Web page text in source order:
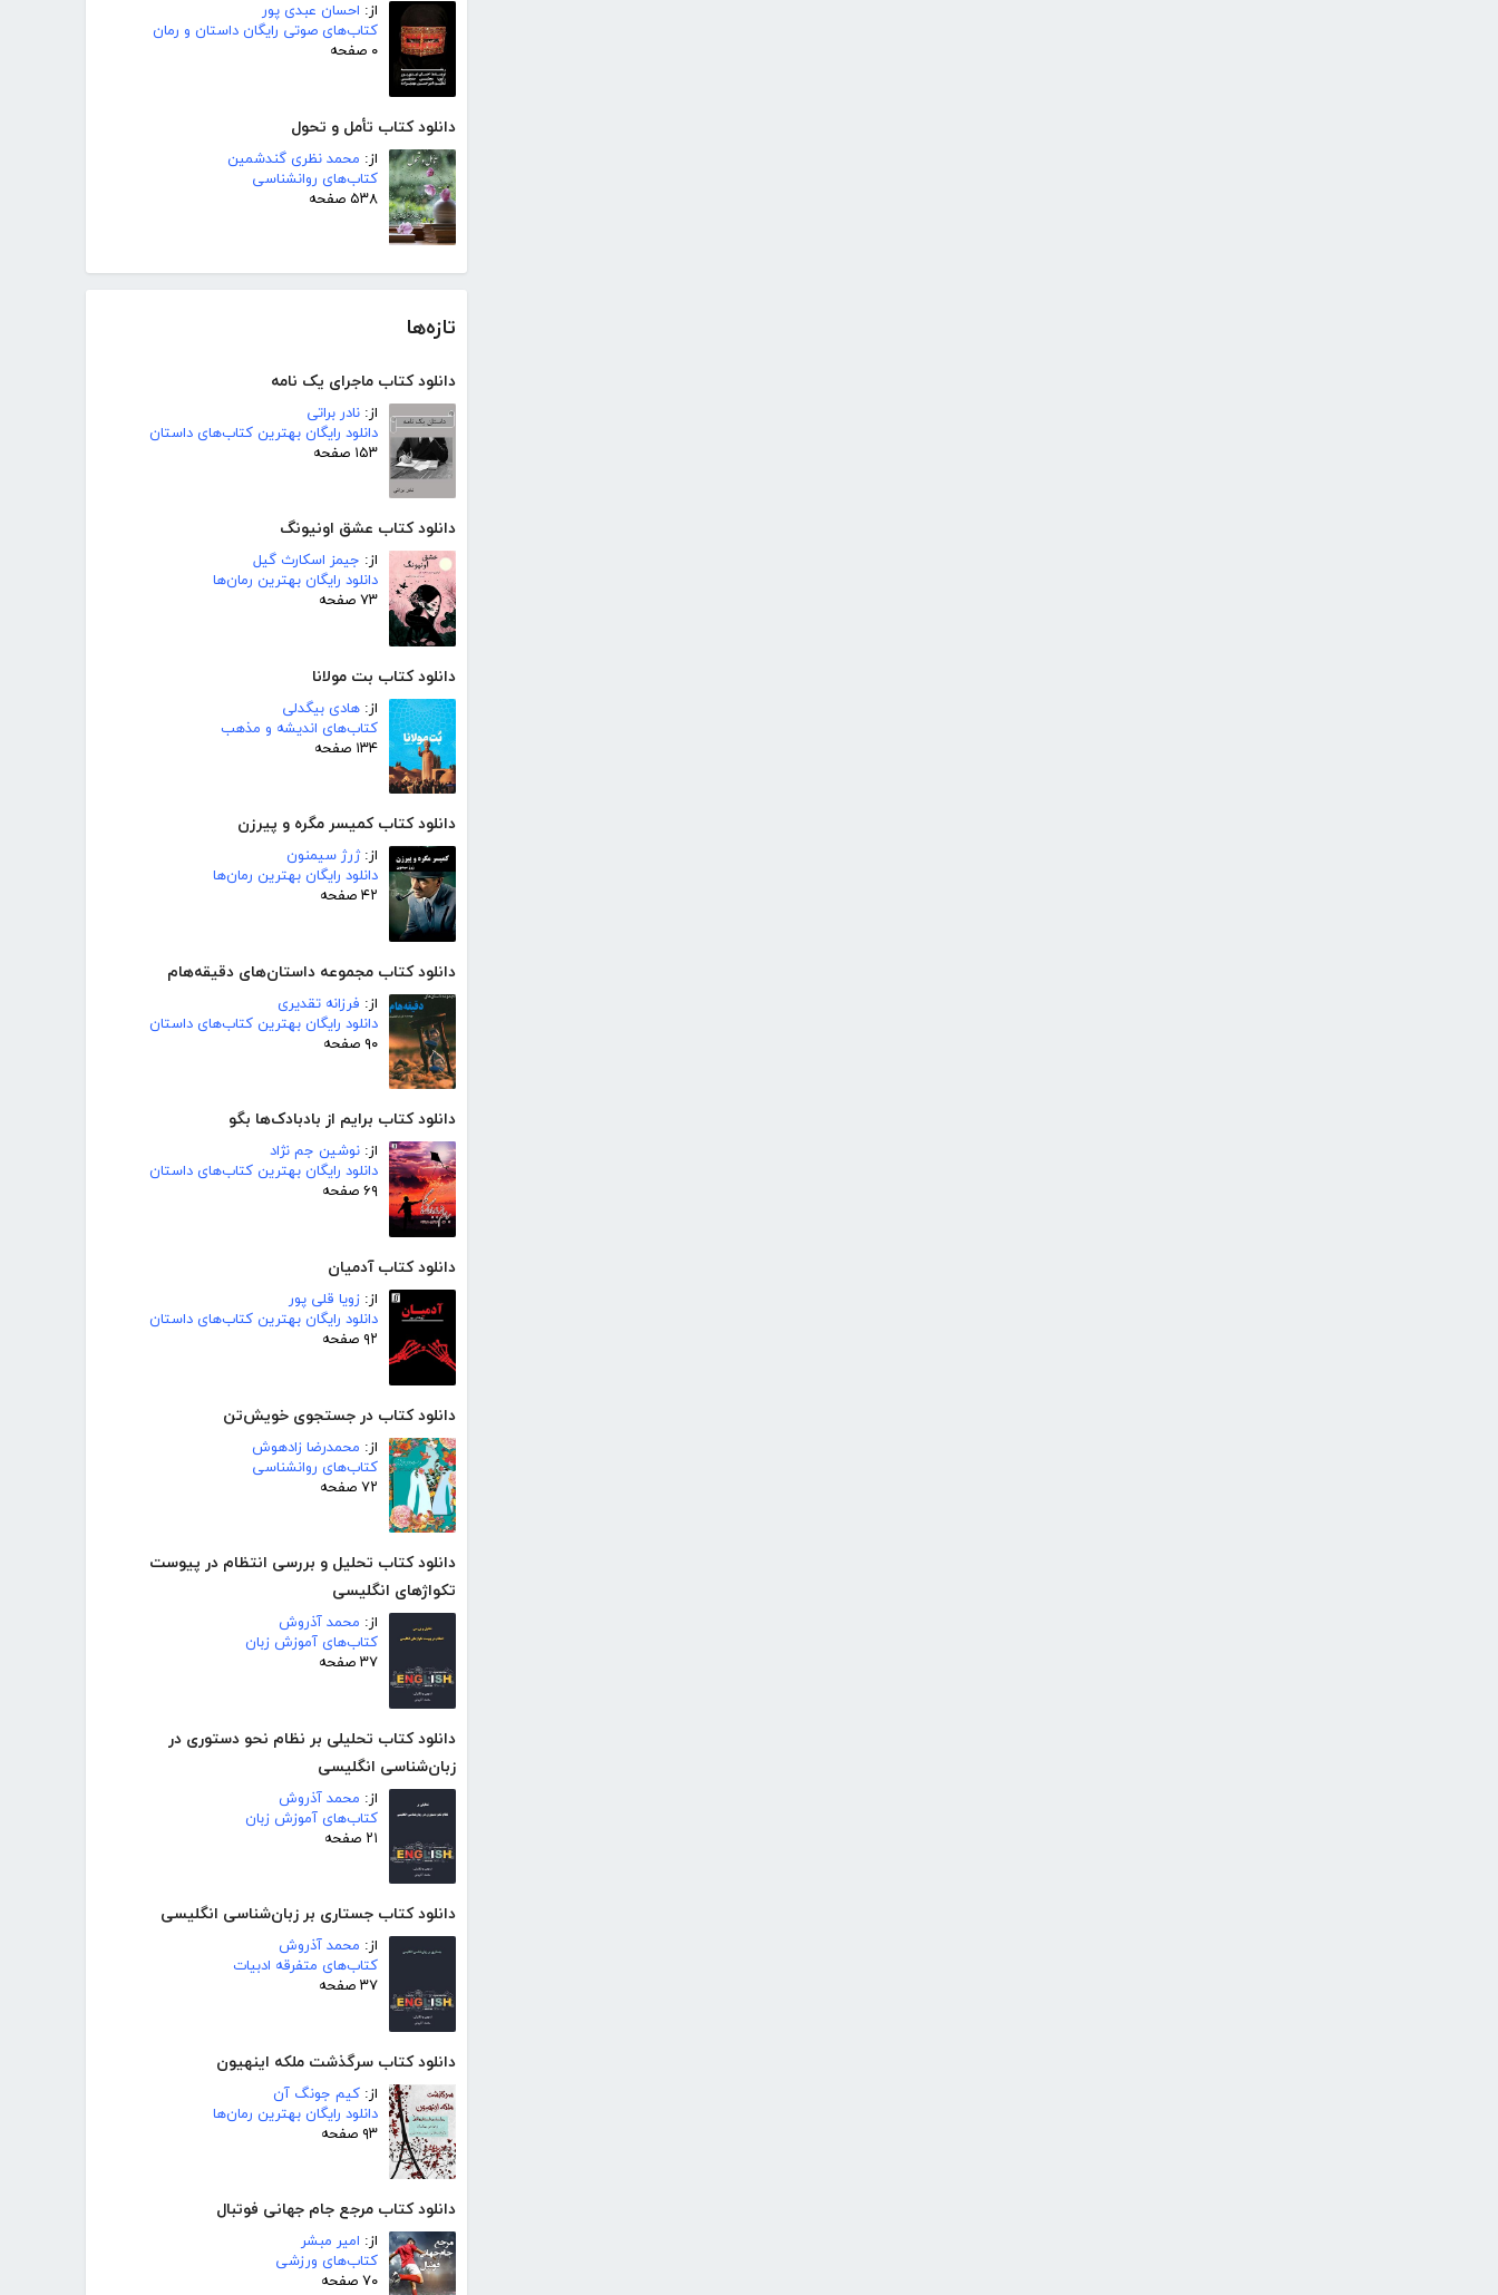
از: احسان عبدی پور
کتاب‌های صوتی رایگان داستان و رمان
۰ صفحه
دانلود کتاب تأمل و تحول
از: محمد نظری گندشمین
کتاب‌های روانشناسی
۵۳۸ صفحه
تازه‌ها
دانلود کتاب ماجرای یک نامه
از: نادر براتی
دانلود رایگان بهترین کتاب‌های داستان
۱۵۳ صفحه
دانلود کتاب عشق اونیونگ
از: جیمز اسکارث گیل
دانلود رایگان بهترین رمان‌ها
۷۳ صفحه
دانلود کتاب بت مولانا
از: هادی بیگدلی
کتاب‌های اندیشه و مذهب
۱۳۴ صفحه
دانلود کتاب کمیسر مگره و پیرزن
از:ژرژ سیمنون
دانلود رایگان بهترین رمان‌ها
۴۲ صفحه
دانلود کتاب مجموعه داستان‌های دقیقه‌هام
از: فرزانه تقدیری
دانلود رایگان بهترین کتاب‌های داستان
۹۰ صفحه
دانلود کتاب برایم از بادبادک‌ها بگو
از: نوشین جم نژاد
دانلود رایگان بهترین کتاب‌های داستان
۶۹ صفحه
دانلود کتاب آدمیان
از: زویا قلی پور
دانلود رایگان بهترین کتاب‌های داستان
۹۲ صفحه
دانلود کتاب در جستجوی خویش‌تن
از: محمدرضا زادهوش
کتاب‌های روانشناسی
۷۲ صفحه
دانلود کتاب تحلیل و بررسی انتظام در پیوست
تکواژهای انگلیسی
از: محمد آذروش
کتاب‌های آموزش زبان
۳۷ صفحه
دانلود کتاب تحلیلی بر نظام نحو دستوری در
زبان‌شناسی انگلیسی
از: محمد آذروش
کتاب‌های آموزش زبان
۲۱ صفحه
دانلود کتاب جستاری بر زبان‌شناسی انگلیسی
از: محمد آذروش
کتاب‌های متفرقه ادبیات
۳۷ صفحه
دانلود کتاب سرگذشت ملکه اینهیون
از: کیم جونگ آن
دانلود رایگان بهترین رمان‌ها
۹۳ صفحه
دانلود کتاب مرجع جام جهانی فوتبال
از: امیر مبشر
کتاب‌های ورزشی
۷۰ صفحه